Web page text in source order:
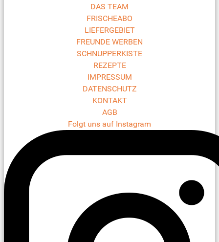
DAS TEAM
FRISCHEABO
LIEFERGEBIET
FREUNDE WERBEN
SCHNUPPERKISTE
REZEPTE
IMPRESSUM
DATENSCHUTZ
KONTAKT
AGB
Folgt uns auf Instagram